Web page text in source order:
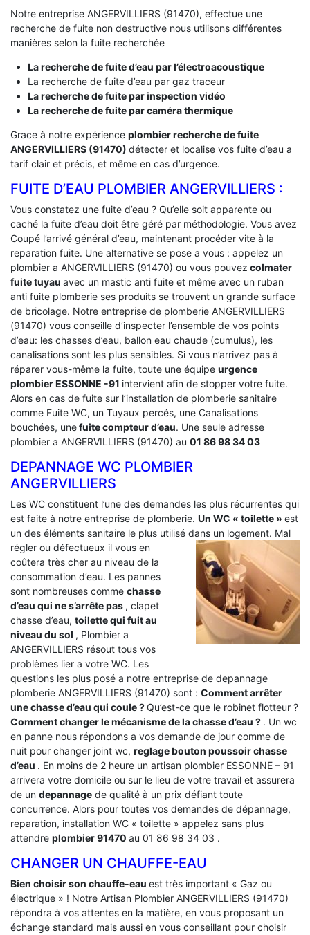
Notre entreprise ANGERVILLIERS (91470), effectue une
recherche de fuite non destructive nous utilisons différentes
manières selon la fuite recherchée
La recherche de fuite d’eau par l’électroacoustique
La recherche de fuite d’eau par gaz traceur
La recherche de fuite par inspection vidéo
La recherche de fuite par caméra thermique
Grace à notre expérience plombier recherche de fuite
ANGERVILLIERS (91470) détecter et localise vos fuite d’eau a
tarif clair et précis, et même en cas d’urgence.
FUITE D’EAU PLOMBIER ANGERVILLIERS :
Vous constatez une fuite d’eau ? Qu’elle soit apparente ou
caché la fuite d’eau doit être géré par méthodologie. Vous avez
Coupé l’arrivé général d’eau, maintenant procéder vite à la
reparation fuite. Une alternative se pose a vous : appelez un
plombier a ANGERVILLIERS (91470) ou vous pouvez colmater
fuite tuyau avec un mastic anti fuite et même avec un ruban
anti fuite plomberie ses produits se trouvent un grande surface
de bricolage. Notre entreprise de plomberie ANGERVILLIERS
(91470) vous conseille d’inspecter l’ensemble de vos points
d’eau: les chasses d’eau, ballon eau chaude (cumulus), les
canalisations sont les plus sensibles. Si vous n’arrivez pas à
réparer vous-même la fuite, toute une équipe urgence
plombier ESSONNE -91 intervient afin de stopper votre fuite.
Alors en cas de fuite sur l’installation de plomberie sanitaire
comme Fuite WC, un Tuyaux percés, une Canalisations
bouchées, unefuite compteur d’eau. Une seule adresse
plombier a ANGERVILLIERS (91470) au 01 86 98 34 03
DEPANNAGE WC PLOMBIER
ANGERVILLIERS
Les WC constituent l’une des demandes les plus récurrentes qui
est faite à notre entreprise de plomberie. Un WC « toilette » est
un des éléments sanitaire le plus utilisé dans un logement. Mal
régler ou défectueux il vous en
coûtera très cher au niveau de la
consommation d’eau. Les pannes
sont nombreuses comme chasse
d’eau qui ne s’arrête pas , clapet
chasse d’eau, toilette qui fuit au
niveau du sol , Plombier a
ANGERVILLIERS résout tous vos
problèmes lier a votre WC. Les
questions les plus posé a notre entreprise de depannage
plomberie ANGERVILLIERS (91470) sont : Comment arrêter
une chasse d’eau qui coule ?Qu’est-ce que le robinet flotteur ?
Comment changer le mécanisme de la chasse d’eau ? . Un wc
en panne nous répondons a vos demande de jour comme de
nuit pour changer joint wc, reglage bouton poussoir chasse
d’eau . En moins de 2 heure un artisan plombier ESSONNE – 91
arrivera votre domicile ou sur le lieu de votre travail et assurera
de un depannage de qualité à un prix défiant toute
concurrence. Alors pour toutes vos demandes de dépannage,
reparation, installation WC « toilette » appelez sans plus
attendre plombier 91470 au 01 86 98 34 03 .
CHANGER UN CHAUFFE-EAU
Bien choisir son chauffe-eau est très important « Gaz ou
électrique » ! Notre Artisan Plombier ANGERVILLIERS (91470)
répondra à vos attentes en la matière, en vous proposant un
échange standard mais aussi en vous conseillant pour choisir